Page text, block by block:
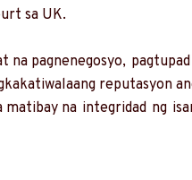
sa UK.
na pagne­negosyo,
reputasyon
matibay na integridad ng